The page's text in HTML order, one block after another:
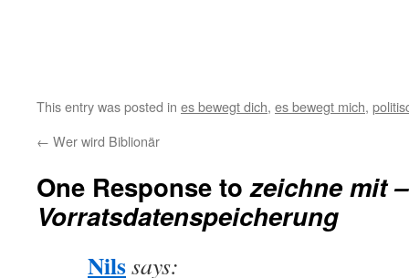
This entry was posted in es bewegt dich, es bewegt mich,
← Wer wird Biblionär
One Response tozeichne mit
Vorratsdatenspeicherung
Nilssays: